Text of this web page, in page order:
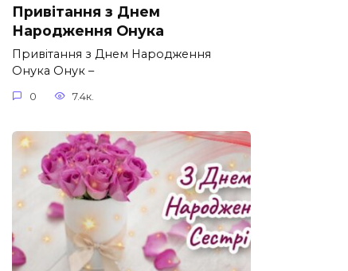
Привітання з Днем
Народження Онука
Привітання з Днем Народження
Онука Онук –
0 7.4к.